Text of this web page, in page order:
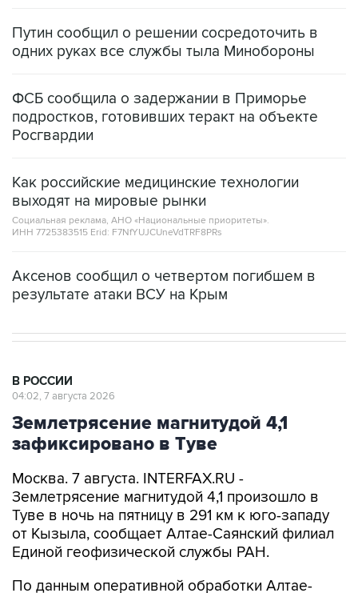
Путин сообщил о решении сосредоточить в
одних руках все службы тыла Минобороны
ФСБ сообщила о задержании в Приморье
подростков, готовивших теракт на объекте
Росгвардии
Как российские медицинские технологии
выходят на мировые рынки
Социальная реклама, АНО «Национальные приоритеты».
ИНН 7725383515 Erid: F7NfYUJCUneVdTRF8PRs
Аксенов сообщил о четвертом погибшем в
результате атаки ВСУ на Крым
В РОССИИ
04:02, 7 августа 2026
Землетрясение магнитудой 4,1
зафиксировано в Туве
Москва. 7 августа. INTERFAX.RU -
Землетрясение магнитудой 4,1 произошло в
Туве в ночь на пятницу в 291 км к юго-западу
от Кызыла, сообщает Алтае-Саянский филиал
Единой геофизической службы РАН.
По данным оперативной обработки Алтае-